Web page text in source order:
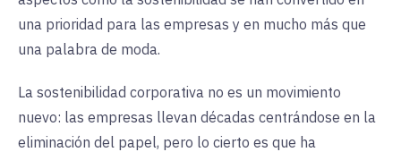
una prioridad para las empresas y en mucho más que
una palabra de moda.
La sostenibilidad corporativa no es un movimiento
nuevo: las empresas llevan décadas centrándose en la
eliminación del papel, pero lo cierto es que ha